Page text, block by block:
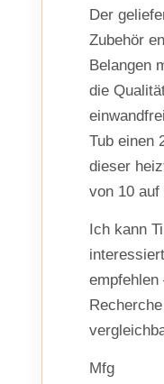
Der
Zubehör
Belangen
die
Tub einen
dieser
von 10 auf
Ich kann
empfehlen
Mfg